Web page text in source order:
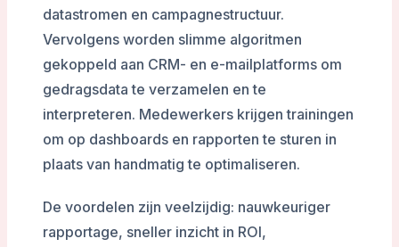
datastromen en campagnestructuur.
Vervolgens worden slimme algoritmen
gekoppeld aan CRM- en e-mailplatforms om
gedragsdata te verzamelen en te
interpreteren. Medewerkers krijgen trainingen
om op dashboards en rapporten te sturen in
plaats van handmatig te optimaliseren.
De voordelen zijn veelzijdig: nauwkeuriger
rapportage, sneller inzicht in ROI,